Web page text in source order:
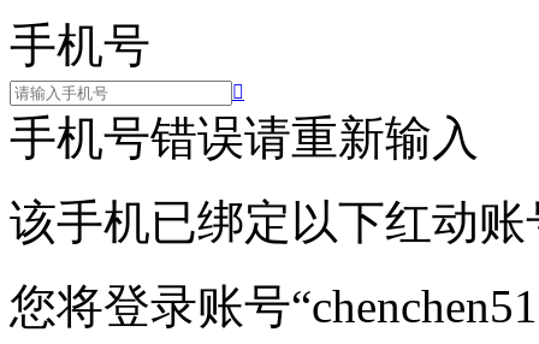
手机号

手机号错误请重新输入
该手机已绑定以下红动
您将登录账号